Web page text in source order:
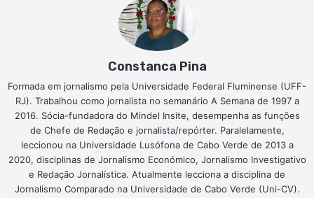
Constanca Pina
Formada em jornalismo pela Universidade Federal Fluminense (UFF-
RJ). Trabalhou como jornalista no semanário A Semana de 1997 a
2016. Sócia-fundadora do Mindel Insite, desempenha as funções
de Chefe de Redação e jornalista/repórter. Paralelamente,
leccionou na Universidade Lusófona de Cabo Verde de 2013 a
2020, disciplinas de Jornalismo Económico, Jornalismo Investigativo
e Redação Jornalística. Atualmente lecciona a disciplina de
Jornalismo Comparado na Universidade de Cabo Verde (Uni-CV).